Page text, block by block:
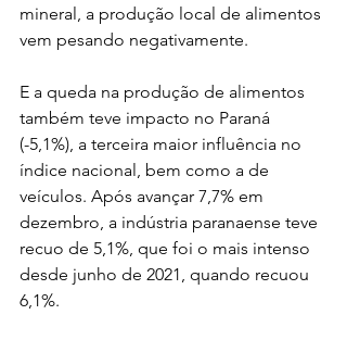
mineral, a produção local de alimentos
vem pesando negativamente.
E a queda na produção de alimentos
também teve impacto no Paraná
(-5,1%), a terceira maior influência no
índice nacional, bem como a de
veículos. Após avançar 7,7% em
dezembro, a indústria paranaense teve
recuo de 5,1%, que foi o mais intenso
desde junho de 2021, quando recuou
6,1%.